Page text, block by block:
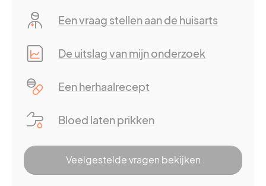
Een vraag stellen aan de huisarts
De uitslag van mijn onderzoek
Een herhaalrecept
Bloed laten prikken
Veelgestelde vragen bekijken